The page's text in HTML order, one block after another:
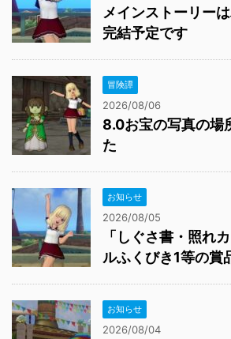
メインストーリー
完結予定です
冒険譚
2026/08/06
8.0お宝の写真の場
た
お知らせ
2026/08/05
「しぐさ書・照れ
ルふくびき1等の賞
お知らせ
2026/08/04